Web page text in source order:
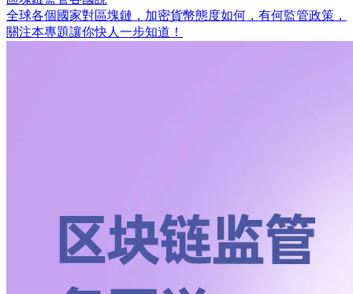
全球各個國家對區塊鏈，加密貨幣態度如何，有何監管政策，
關注本專題讓你快人一步知道！